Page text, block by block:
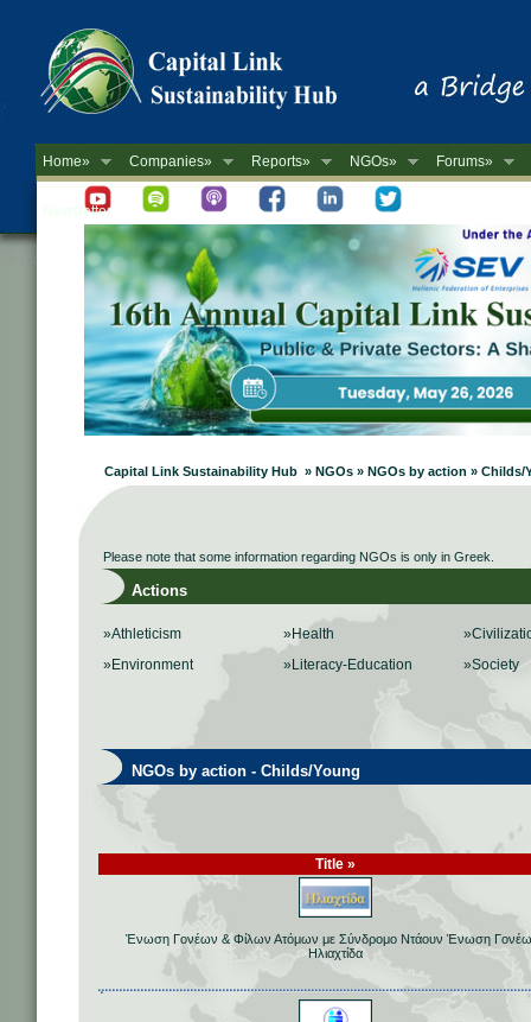
Home» Companies» Reports» NGOs» Forums»
Newsletter
Capital Link Sustainability Hub » NGOs » NGOs by action » Childs/
Please note that some information regarding NGOs is only in Greek.
Actions
»Athleticism
»Environment
»Health
»Literacy-Education
»Society
NGOs by action - Childs/Young
Title »
Ένωση Γονέων & Φίλων Ατόμων με Σύνδρομο Ντάουν Ένωση
Ηλιαχτίδα